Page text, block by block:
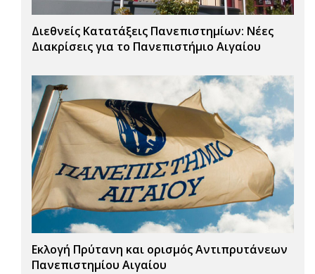
Διεθνείς Κατατάξεις Πανεπιστημίων: Νέες
Διακρίσεις για το Πανεπιστήμιο Αιγαίου
Εκλογή Πρύτανη και ορισμός Αντιπρυτάνεων
Πανεπιστημίου Αιγαίου